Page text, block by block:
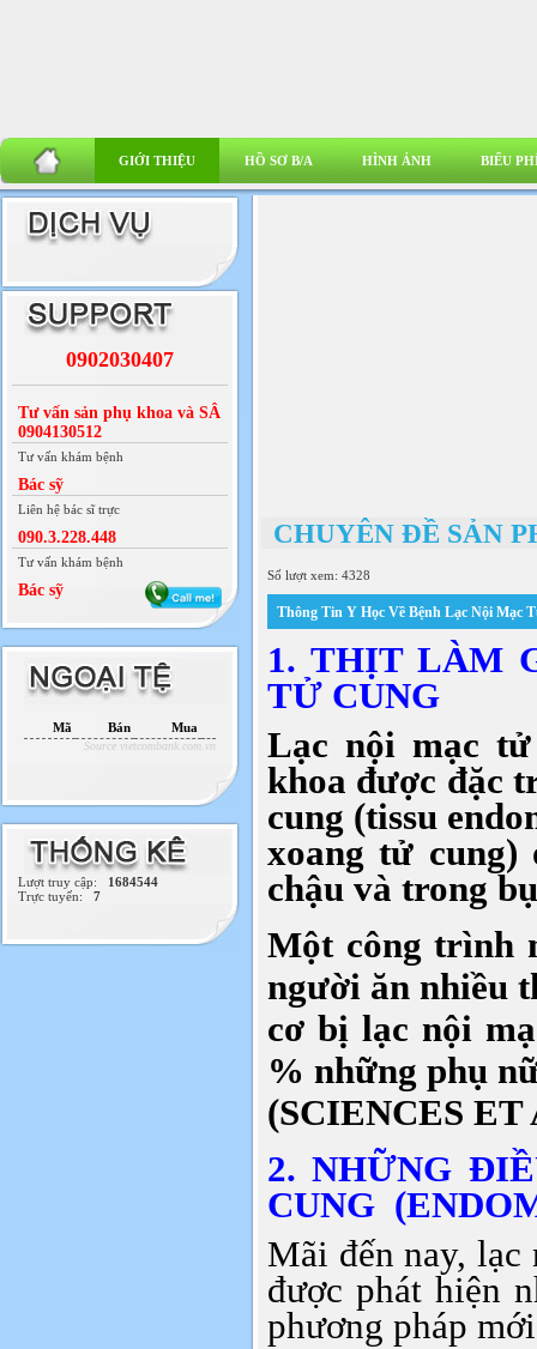
GIỚI THIỆU HỒ SƠ B/A HÌNH ẢNH BIỂU
0902030407
Tư vấn sản phụ khoa và SÂ
0904130512
Tư vấn khám bệnh
Bác sỹ
Liên hệ bác sĩ trực
090.3.228.448
Tư vấn khám bệnh
Bác sỹ
Mã Bán Mua
Source vietcombank.com.vn
Lượt truy cập: 1684544
Trực tuyến: 7
CHUYÊN ĐỀ SẢN
Số lượt xem: 4328
Thông Tin Y Học Về Bệnh Lạc Nội Mạc
1. THỊT LÀM
TỬ CUNG
Lạc nội mạc tử
khoa được đặc
cung (tissu
xoang tử
chậu và trong
Một công trình
người ăn nhiều
cơ bị lạc nội
% những phụ
(SCIENCES ET
2. NHỮNG
CUNG
Mãi đến nay, lạc
được phát hiện
phương pháp